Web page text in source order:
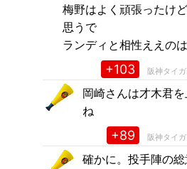
梅野はよく頑張ったけ
思うで
ランディと相性ええの
+103 阪神タイガ
岡崎さんは才木君
ね
+89 阪神タイガ
確かに。投手陣の